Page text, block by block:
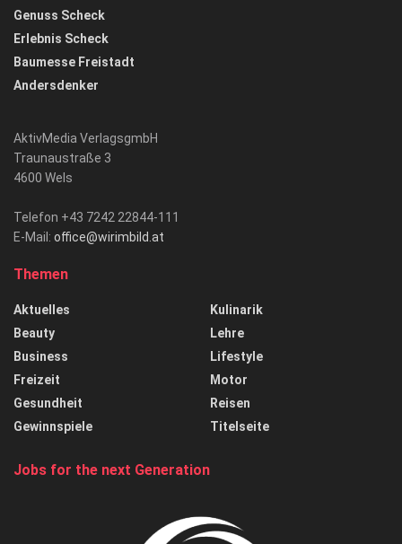
Genuss Scheck
Erlebnis Scheck
Baumesse Freistadt
Andersdenker
AktivMedia VerlagsgmbH
Traunaustraße 3
4600 Wels
Telefon +43 7242 22844-111
E-Mail: office@wirimbild.at
Themen
Aktuelles
Beauty
Business
Freizeit
Gesundheit
Gewinnspiele
Kulinarik
Lehre
Lifestyle
Motor
Reisen
Titelseite
Jobs for the next Generation